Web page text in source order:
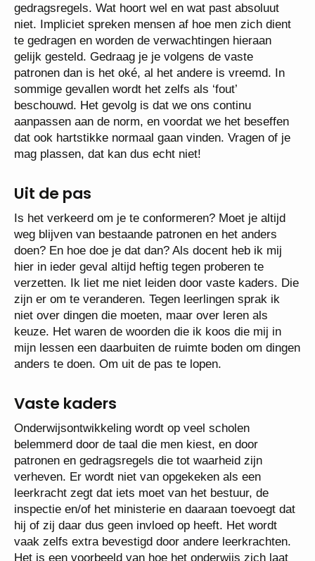
gedragsregels. Wat hoort wel en wat past absoluut
niet. Impliciet spreken mensen af hoe men zich dient
te gedragen en worden de verwachtingen hieraan
gelijk gesteld. Gedraag je je volgens de vaste
patronen dan is het oké, al het andere is vreemd. In
sommige gevallen wordt het zelfs als ‘fout’
beschouwd. Het gevolg is dat we ons continu
aanpassen aan de norm, en voordat we het beseffen
dat ook hartstikke normaal gaan vinden. Vragen of je
mag plassen, dat kan dus echt niet!
Uit de pas
Is het verkeerd om je te conformeren? Moet je altijd
weg blijven van bestaande patronen en het anders
doen? En hoe doe je dat dan? Als docent heb ik mij
hier in ieder geval altijd heftig tegen proberen te
verzetten. Ik liet me niet leiden door vaste kaders. Die
zijn er om te veranderen. Tegen leerlingen sprak ik
niet over dingen die moeten, maar over leren als
keuze. Het waren de woorden die ik koos die mij in
mijn lessen een daarbuiten de ruimte boden om dingen
anders te doen. Om uit de pas te lopen.
Vaste kaders
Onderwijsontwikkeling wordt op veel scholen
belemmerd door de taal die men kiest, en door
patronen en gedragsregels die tot waarheid zijn
verheven. Er wordt niet van opgekeken als een
leerkracht zegt dat iets moet van het bestuur, de
inspectie en/of het ministerie en daaraan toevoegt dat
hij of zij daar dus geen invloed op heeft. Het wordt
vaak zelfs extra bevestigd door andere leerkrachten.
Het is een voorbeeld van hoe het onderwijs zich laat